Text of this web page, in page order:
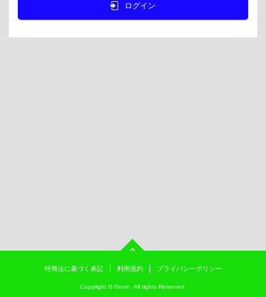
特商法に基づく表記 利用規約 プライバシーポリシー
Copyright ©Beein .All rights Reserved.